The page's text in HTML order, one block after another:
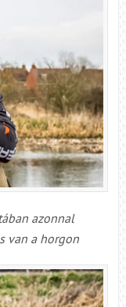
azonnal
van a horgon